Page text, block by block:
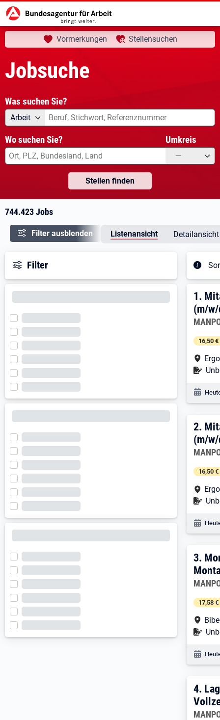
Startseite Jobsuche aktuelle Seite:
Ihre Suche
Vormerkungen Stellensuchen
Jobsuche
Was suchen Sie?
Angebotsart
Arbeit Was suchen Sie?
Wo suchen Sie? Umkreis
—
Stellen finden
744.423 Jobs
Filter ausblenden Listenansicht Detailansicht
Filter
1.
1.
(m/w/
16,50
2.
2.
(m/w/
16,50
3.
3.
17,58
4.
4.